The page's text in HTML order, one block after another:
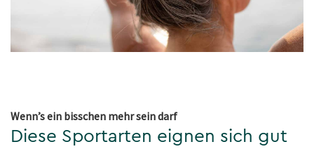
Wenn’s ein bisschen mehr sein darf
Diese Sportarten eignen sich gut